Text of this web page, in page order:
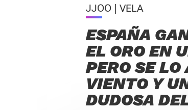
JJOO | VELA
ESPAÑA
EL ORO EN
PERO SE
VIENTO Y
DUDOSA